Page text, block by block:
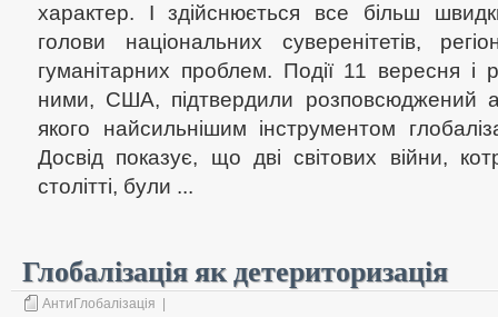
характер. І здійснюється все більш
голови національних суверенітетів,
гуманітарних проблем. Події 11 вересня і
ними, США, підтвердили розповсюджений
якого найсильнішим інструментом
Досвід показує, що дві світових війни,
столітті, були ...
Глобалізація як детериторизація
АнтиГлобалізація